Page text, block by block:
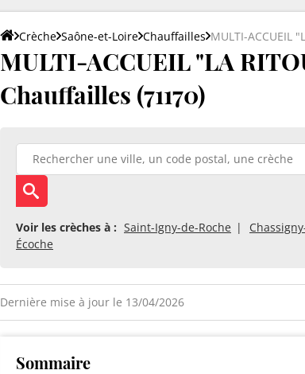
Crèche Saône-et-Loire Chauffailles MULTI-ACCUEIL
MULTI-ACCUEIL "LA
Chauffailles (71170)
Voir les crèches à : Saint-Igny-de-Roche
Écoche
Dernière mise à jour le 13/04/2026
Sommaire